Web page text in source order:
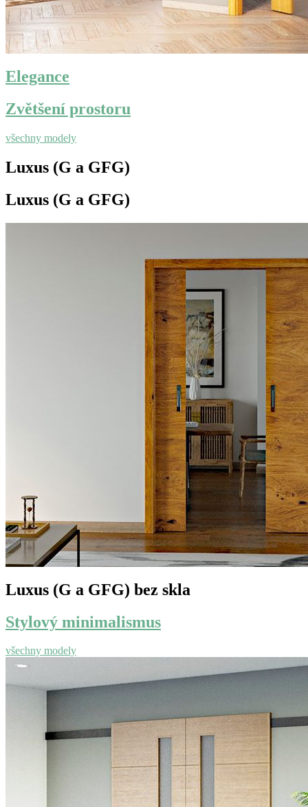
Elegance
Zvětšení prostoru
všechny modely
Luxus (G a GFG)
Luxus (G a GFG)
Luxus (G a GFG) bez skla
Stylový minimalismus
všechny modely